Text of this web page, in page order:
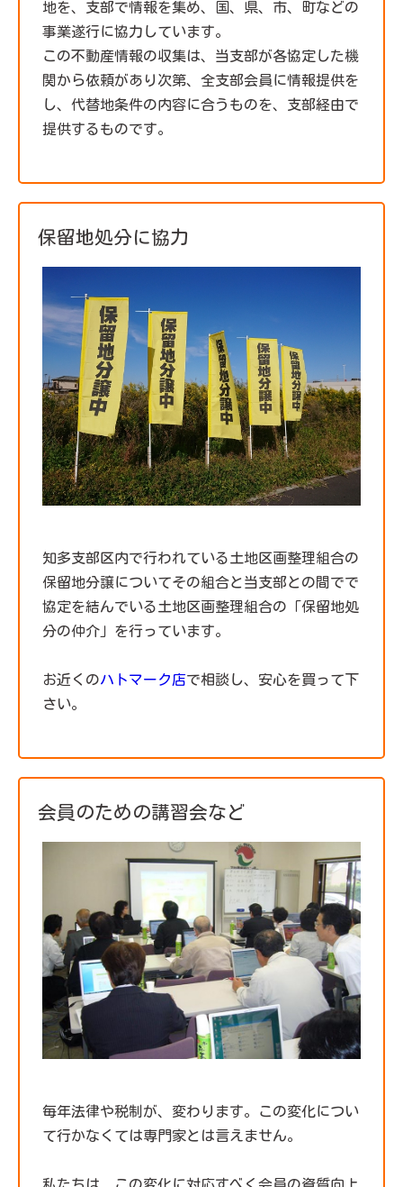
地を、支部で情報を集め、国、県、市、町などの
事業遂行に協力しています。
この不動産情報の収集は、当支部が各協定した機
関から依頼があり次第、全支部会員に情報提供を
し、代替地条件の内容に合うものを、支部経由で
提供するものです。
保留地処分に協力
知多支部区内で行われている土地区画整理組合の
保留地分譲についてその組合と当支部との間でで
協定を結んでいる土地区画整理組合の「保留地処
分の仲介」を行っています。
お近くのハトマーク店で相談し、安心を買って下
さい。
会員のための講習会など
毎年法律や税制が、変わります。この変化につい
て行かなくては専門家とは言えません。